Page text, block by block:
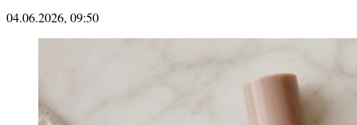
04.06.2026, 09:50